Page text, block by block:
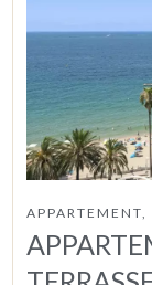
APPARTEMENT,